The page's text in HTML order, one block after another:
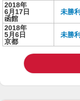
2018年
6月17日
函館
未勝利
2018年
5月6日
京都
未勝利